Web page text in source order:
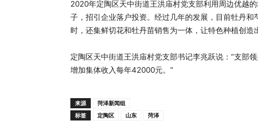
2020年定陶区天中街道王洪庙村党支部利用周边优越
子，招引企业落户投资。经过几年的发展，目前牡丹
时，还集鲜切花和牡丹苗销售为一体，让特色种植创造
定陶区天中街道王洪庙村党支部书记李兆跃说：“支部
增加集体收入每年42000元。”
来源
菏泽新闻组
标签
定陶区 山东 菏泽